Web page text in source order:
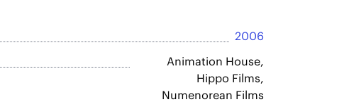
2006
Animation House,
Hippo Films,
Numenorean Films